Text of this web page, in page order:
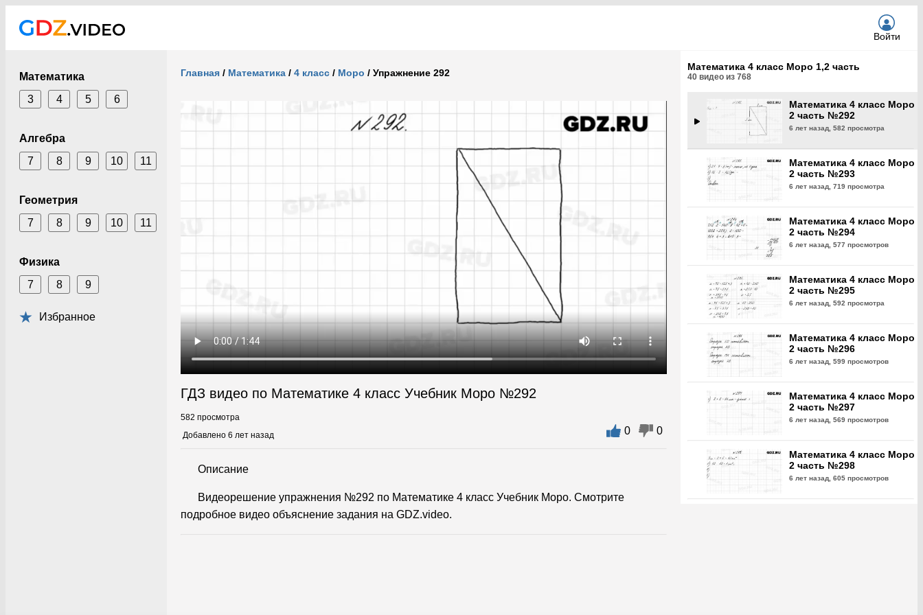
Войти
Математика
3
4 5 6
Алгебра
7
8 9 10 11
Геометрия
7
8 9 10 11
Физика
7
8 9
Избранное
Главная / Математика / 4 класс / Моро / Упражнение 292
ГДЗ видео по Математике 4 класс Учебник Моро №292
582 просмотра
Добавлено 6 лет назад
0 0
Описание
Видеорешение упражнения №292 по Математике 4 класс Учебник Моро. Смотрите
подробное видео объяснение задания на GDZ.video.
Математика 4 класс Моро 1,2 часть
40 видео из 768
6 лет назад,602 просмотра
Математика 4 класс Моро
2 часть №292
6 лет назад, 582 просмотра
Математика 4 класс Моро
2 часть №293
6 лет назад, 719 просмотра
Математика 4 класс Моро
2 часть №294
6 лет назад, 577 просмотров
Математика 4 класс Моро
2 часть №295
6 лет назад, 592 просмотра
Математика 4 класс Моро
2 часть №296
6 лет назад, 599 просмотров
Математика 4 класс Моро
2 часть №297
6 лет назад, 569 просмотров
Математика 4 класс Моро
2 часть №298
6 лет назад, 605 просмотров